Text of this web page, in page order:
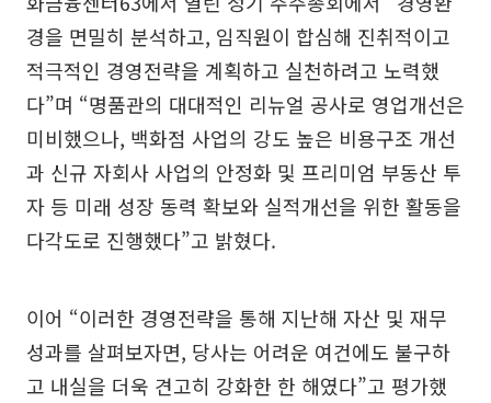
경을 면밀히 분석하고, 임직원이 합심해 진취적이고
적극적인 경영전략을 계획하고 실천하려고 노력했
다”며 “명품관의 대대적인 리뉴얼 공사로 영업개선은
미비했으나, 백화점 사업의 강도 높은 비용구조 개선
과 신규 자회사 사업의 안정화 및 프리미엄 부동산 투
자 등 미래 성장 동력 확보와 실적개선을 위한 활동을
다각도로 진행했다”고 밝혔다.
이어 “이러한 경영전략을 통해 지난해 자산 및 재무
성과를 살펴보자면, 당사는 어려운 여건에도 불구하
고 내실을 더욱 견고히 강화한 한 해였다”고 평가했